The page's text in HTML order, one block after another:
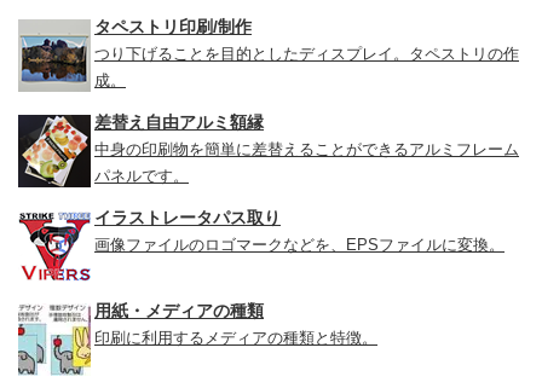
タペストリ印刷/制作
つり下げることを目的としたディスプレイ。タペストリの作
成。
差替え自由アルミ額縁
中身の印刷物を簡単に差替えることができるアルミフレーム
パネルです。
イラストレータパス取り
画像ファイルのロゴマークなどを、EPSファイルに変換。
用紙・メディアの種類
印刷に利用するメディアの種類と特徴。